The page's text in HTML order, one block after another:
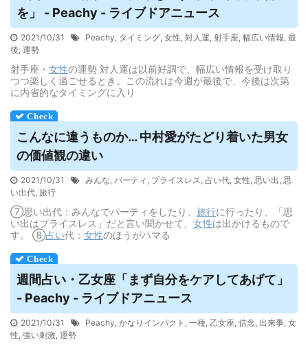
を」 - Peachy - ライブドアニュース
2021/10/31 Peachy, タイミング, 女性, 対人運, 射手座, 幅広い情報, 最
後, 運勢
射手座・ 女性の運勢 対人運は以前好調で、幅広い情報を受け取り
つつ楽しく過ごせるとき。この流れは今週が最後で、今後は次第
に内省的なタイミングに入り
こんなに違うものか… 中村愛がたどり着いた男女
の価値観の違い
2021/10/31 みんな, パーティ , プライスレス, 占い代, 女性, 思い出 , 思
い出代, 旅行
⑦思い出代：みんなでパーティをしたり、 旅行に行ったり、「思
い出はプライスレス」だと言い聞かせて、 女性は出かけるもので
す。 ⑧占い代： 女性のほうがハマる
週間占い ・乙女座「まず自分をケアしてあげて」
- Peachy - ライブドアニュース
2021/10/31 Peachy, かなりインパクト , 一種, 乙女座, 信念, 出来事, 女
性, 強い刺激, 運勢